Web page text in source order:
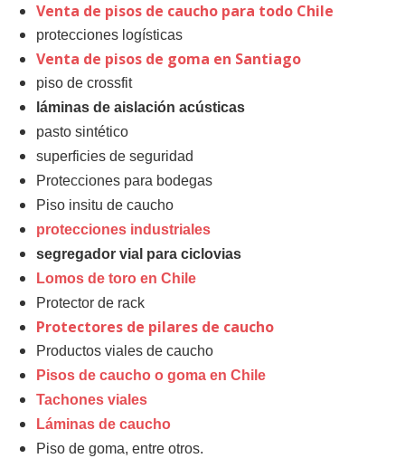
Venta de pisos de caucho para todo Chile
protecciones logísticas
Venta de pisos de goma en Santiago
piso de crossfit
láminas de aislación acústicas
pasto sintético
superficies de seguridad
Protecciones para bodegas
Piso insitu de caucho
protecciones industriales
segregador vial para ciclovias
Lomos de toro en Chile
Protector de rack
Protectores de pilares de caucho
Productos viales de caucho
Pisos de caucho o goma en Chile
Tachones viales
Láminas de caucho
Piso de goma, entre otros.